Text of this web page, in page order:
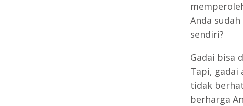
Anda
sendiri?
Gadai bisa
Tapi, gadai
tidak
berharga